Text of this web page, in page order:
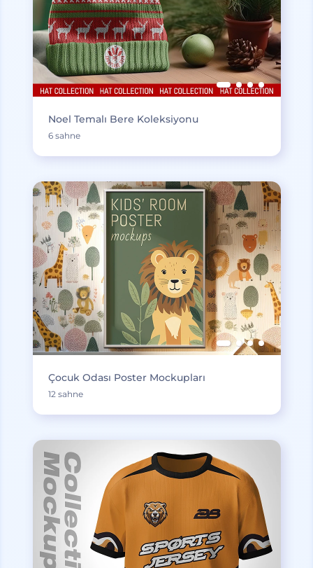
Noel Temalı Bere Koleksiyonu
6 sahne
Çocuk Odası Poster Mockupları
12 sahne